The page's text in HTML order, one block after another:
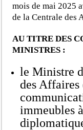
mois de mai 2025
de la Centrale des
AU TITRE DES
MINISTRES :
le Ministre
des Affaires
immeubles